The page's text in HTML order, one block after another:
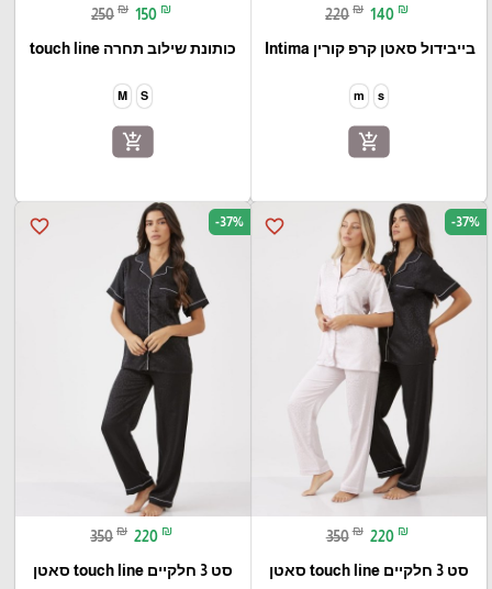
220 ₪ 140 ₪
בייבידול סאטן קרפ קורין Intima
s
m
add_shopping_cart
250 ₪ 150 ₪
כותונת שילוב תחרה touch line
S
M
add_shopping_cart
favorite_border -37%
350 ₪ 220 ₪
סט 3 חלקיים touch line סאטן
favorite_border -37%
350 ₪ 220 ₪
סט 3 חלקיים touch line סאטן